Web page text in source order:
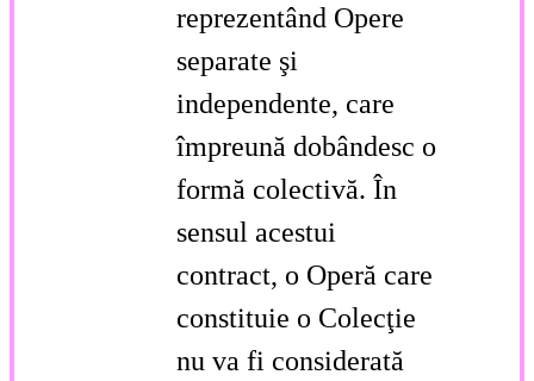
reprezentând Opere
separate şi
independente, care
împreună dobândesc o
formă colectivă. În
sensul acestui
contract, o Operă care
constituie o Colecţie
nu va fi considerată